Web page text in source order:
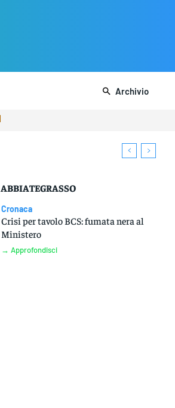
Archivio
ABBIATEGRASSO
Cronaca
Crisi per tavolo BCS: fumata nera al
Ministero
→ Approfondisci